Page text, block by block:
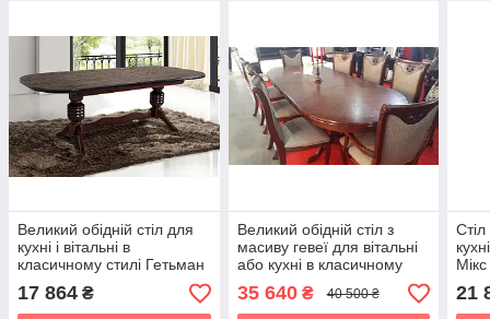
Великий обідній стіл для
кухні і вітальні в
класичному стилі Гетьман
Мікс меблі, колір горіх
17 864 ₴
Великий обідній стіл з
масиву гевеї для вітальні
або кухні в класичному
стилі Братислава Sof,
колір горіх
35 640₴ 40 500 ₴ 21